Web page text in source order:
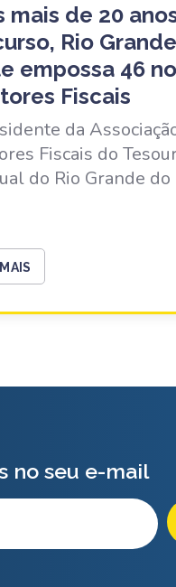
mais de 20
Rio
empossa 46
Fiscais
da
Fiscais do
do Rio Grande
no seu e-mail